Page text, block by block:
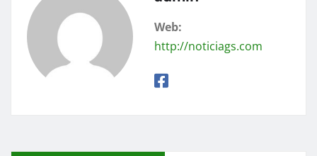
Web:
http://noticiags.com